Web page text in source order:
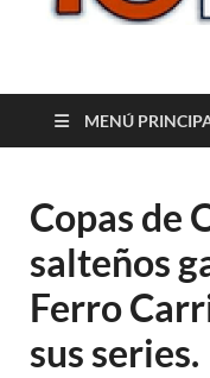
MENÚ
Copas de
salteños
Ferro
sus series.